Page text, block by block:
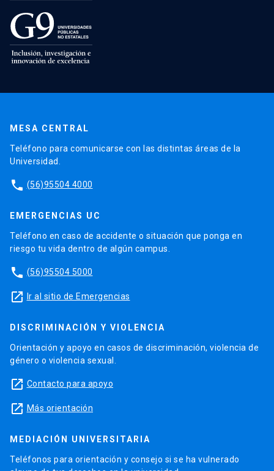
MESA CENTRAL
Teléfono para comunicarse con las distintas áreas de la
Universidad.
phone (56)95504 4000
EMERGENCIAS UC
Teléfono en caso de accidente o situación que ponga en
riesgo tu vida dentro de algún campus.
phone (56)95504 5000
launch Ir al sitio de Emergencias
DISCRIMINACIÓN Y VIOLENCIA
Orientación y apoyo en casos de discriminación, violencia de
género o violencia sexual.
launch Contacto para apoyo
launch Más orientación
MEDIACIÓN UNIVERSITARIA
Teléfonos para orientación y consejo si se ha vulnerado